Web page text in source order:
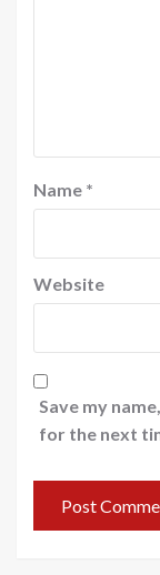
Name *
Website
Save my
for the next